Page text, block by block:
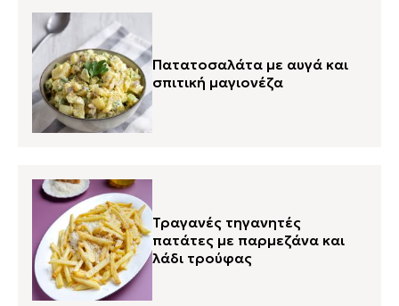
Πατατοσαλάτα με αυγά και
σπιτική μαγιονέζα
Τραγανές τηγανητές
πατάτες με παρμεζάνα και
λάδι τρούφας